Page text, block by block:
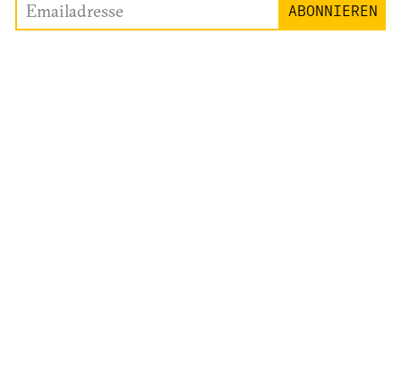
ABONNIEREN